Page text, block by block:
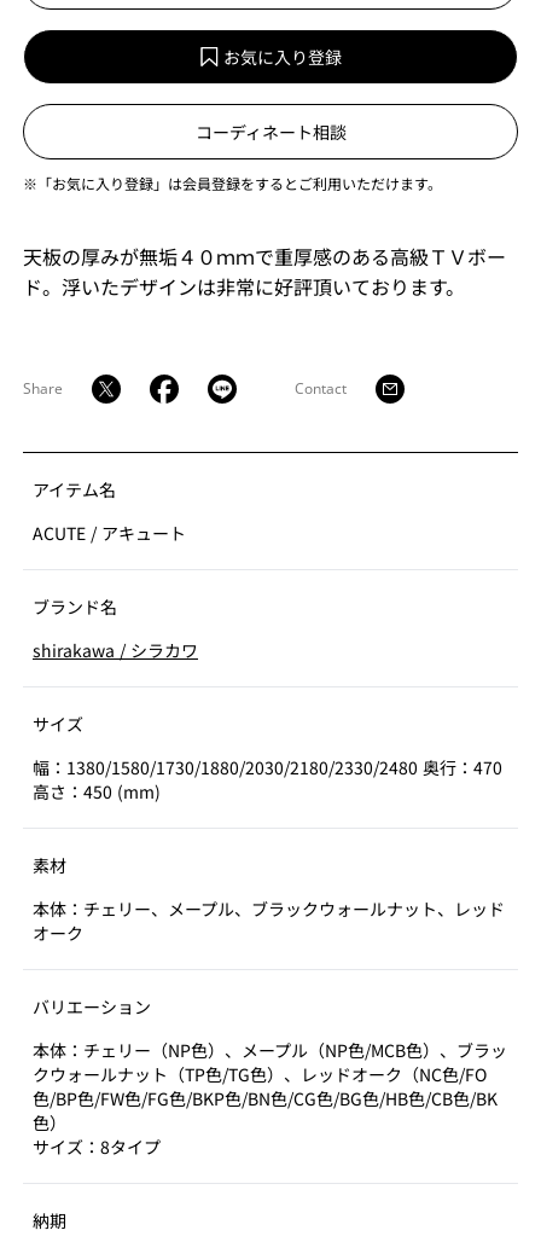
お気に入り登録
コーディネート相談
※「お気に入り登録」は会員登録をするとご利用いただけます。
天板の厚みが無垢４０ｍｍで重厚感のある高級ＴＶボー
ド。浮いたデザインは非常に好評頂いております。
Share Contact
アイテム名
ACUTE / アキュート
ブランド名
shirakawa / シラカワ
サイズ
幅：1380/1580/1730/1880/2030/2180/2330/2480 奥行：470
高さ：450 (mm)
素材
本体：チェリー、メープル、ブラックウォールナット、レッド
オーク
バリエーション
本体：チェリー（NP色）、メープル（NP色/MCB色）、ブラッ
クウォールナット（TP色/TG色）、レッドオーク（NC色/FO
色/BP色/FW色/FG色/BKP色/BN色/CG色/BG色/HB色/CB色/BK
色）
サイズ：8タイプ
納期